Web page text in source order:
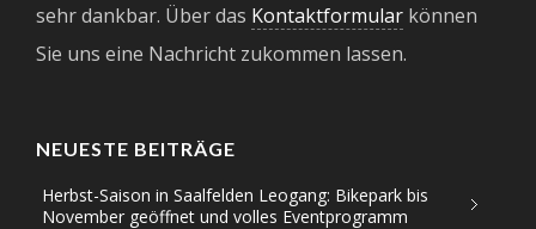
sehr dankbar. Über das Kontaktformular können
Sie uns eine Nachricht zukommen lassen.
NEUESTE BEITRÄGE
Herbst-Saison in Saalfelden Leogang: Bikepark bis
November geöffnet und volles Eventprogramm